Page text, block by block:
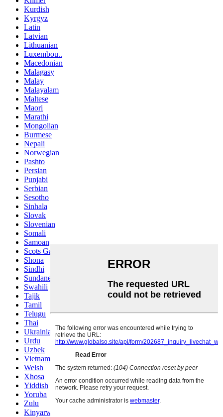
Kurdish
Kyrgyz
Latin
Latvian
Lithuanian
Luxembou..
Macedonian
Malagasy
Malay
Malayalam
Maltese
Maori
Marathi
Mongolian
Burmese
Nepali
Norwegian
Pashto
Persian
Punjabi
Serbian
Sesotho
Sinhala
Slovak
Slovenian
Somali
Samoan
Scots Gaelic
Shona
Sindhi
Sundanese
Swahili
Tajik
Tamil
Telugu
Thai
Ukrainian
Urdu
Uzbek
Vietnamese
Welsh
Xhosa
Yiddish
Yoruba
Zulu
Kinyarwanda